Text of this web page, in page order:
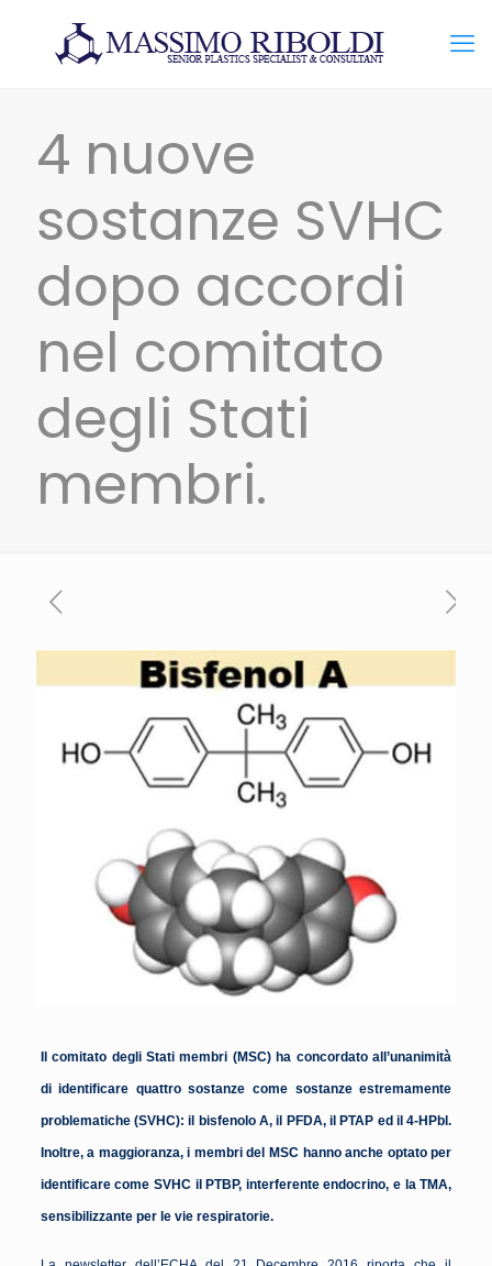
4 nuove
sostanze SVHC
dopo accordi
nel comitato
degli Stati
membri.
Il comitato degli Stati membri (MSC) ha concordato all’unanimità
di identificare quattro sostanze come sostanze estremamente
problematiche (SVHC): il bisfenolo A, il PFDA, il PTAP ed il 4-HPbl.
Inoltre, a maggioranza, i membri del MSC hanno anche optato per
identificare come SVHC il PTBP, interferente endocrino, e la TMA,
sensibilizzante per le vie respiratorie.